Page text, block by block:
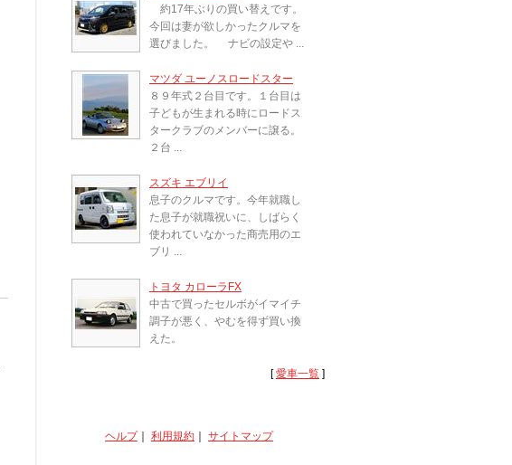
約17年ぶりの買い替えです。
今回は妻が欲しかったクルマを
選びました。 ナビの設定や ...
マツダ ユーノスロードスター
８９年式２台目です。１台目は
子どもが生まれる時にロードス
タークラブのメンバーに譲る。
２台 ...
スズキ エブリイ
息子のクルマです。今年就職し
た息子が就職祝いに、しばらく
使われていなかった商売用のエ
ブリ ...
トヨタ カローラFX
中古で買ったセルボがイマイチ
調子が悪く、やむを得ず買い換
えた。
[愛車一覧 ]
ヘルプ｜ 利用規約 サイトマップ